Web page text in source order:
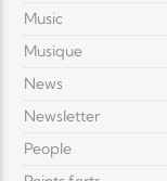
Music
Musique
News
Newsletter
People